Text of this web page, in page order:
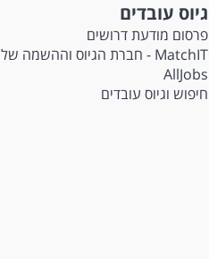
גיוס עובדים
פרסום מודעת דרושים
MatchIT - חברת הגיוס וההשמה של
AllJobs
חיפוש וגיוס עובדים